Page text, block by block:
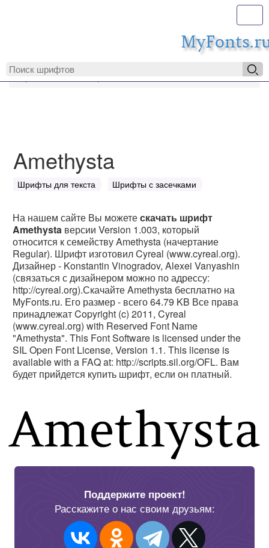
MyFonts.ru
Amethysta
Шрифты для текста Шрифты с засечками
На нашем сайте Вы можетескачать шрифт
Amethysta версии Version 1.003, который
относится к семейству Amethysta (начертание
Regular). Шрифт изготовил Cyreal (www.cyreal.org).
Дизайнер - Konstantin Vinogradov, Alexei Vanyashin
(связаться с дизайнером можно по адрессу:
http://cyreal.org).Скачайте Amethysta бесплатно на
MyFonts.ru. Его размер - всего 64.79 KB Все права
принадлежат Copyright (c) 2011, Cyreal
(www.cyreal.org) with Reserved Font Name
"Amethysta". This Font Software is licensed under the
SIL Open Font License, Version 1.1. This license is
available with a FAQ at: http://scripts.sil.org/OFL. Вам
будет прийдется купить шрифт, если он платный.
Поддержите проект!
Расскажите о нас своим друзьям: